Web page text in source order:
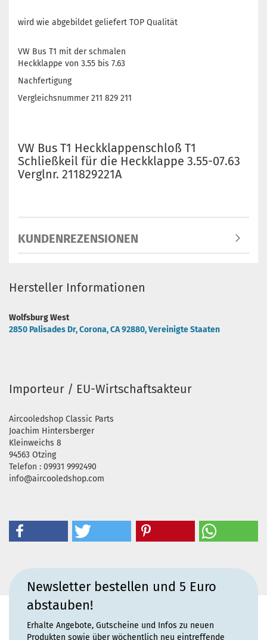
wird wie abgebildet geliefert TOP Qualität
VW Bus T1 mit der schmalen
Heckklappe von 3.55 bis 7.63
Nachfertigung
Vergleichsnummer 211 829 211
VW Bus T1 Heckklappenschloß T1
Schließkeil für die Heckklappe 3.55-07.63
Verglnr. 211829221A
KUNDENREZENSIONEN
Hersteller Informationen
Wolfsburg West
2850 Palisades Dr, Corona, CA 92880, Vereinigte Staaten
Importeur / EU-Wirtschaftsakteur
Aircooledshop Classic Parts
Joachim Hintersberger
Kleinweichs 8
94563 Otzing
Telefon : 09931 9992490
info@aircooledshop.com
Newsletter bestellen und 5 Euro
abstauben!
Erhalte Angebote, Gutscheine und Infos zu neuen
Produkten sowie über wöchentlich neu eintreffende